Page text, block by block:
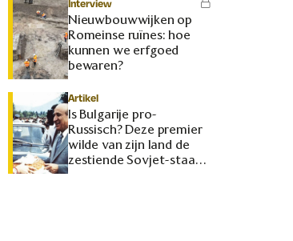
Interview
Nieuwbouwwijken op
Romeinse ruïnes: hoe
kunnen we erfgoed
bewaren?
Artikel
Is Bulgarije pro-
Russisch? Deze premier
wilde van zijn land de
zestiende Sovjet-staat
maken